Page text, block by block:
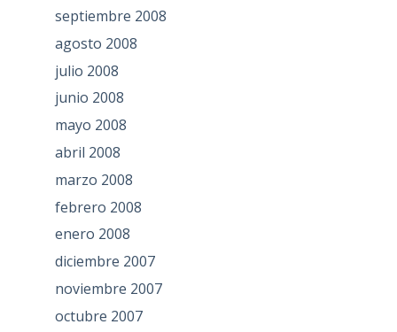
septiembre 2008
agosto 2008
julio 2008
junio 2008
mayo 2008
abril 2008
marzo 2008
febrero 2008
enero 2008
diciembre 2007
noviembre 2007
octubre 2007